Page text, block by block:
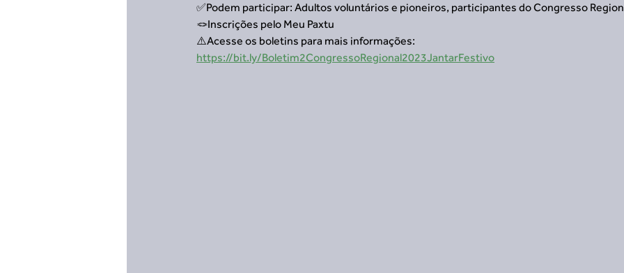
✅Podem participar: Adultos voluntários e pioneiros, participantes do Congresso
🪢Inscrições pelo Meu Paxtu
⚠️Acesse os boletins para mais informações:
https://bit.ly/Boletim2CongressoRegional2023JantarFestivo